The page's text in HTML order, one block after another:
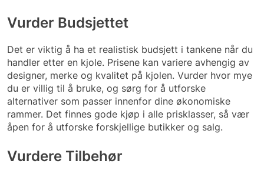
Vurder Budsjettet
Det er viktig å ha et realistisk budsjett i tankene når du
handler etter en kjole. Prisene kan variere avhengig av
designer, merke og kvalitet på kjolen. Vurder hvor mye
du er villig til å bruke, og sørg for å utforske
alternativer som passer innenfor dine økonomiske
rammer. Det finnes gode kjøp i alle prisklasser, så vær
åpen for å utforske forskjellige butikker og salg.
Vurdere Tilbehør